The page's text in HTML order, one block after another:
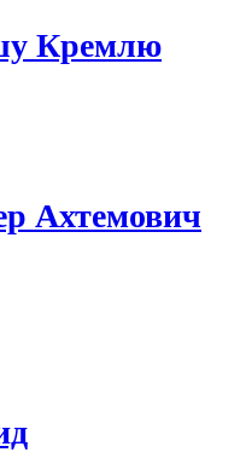
Кремлю
Ахтемович